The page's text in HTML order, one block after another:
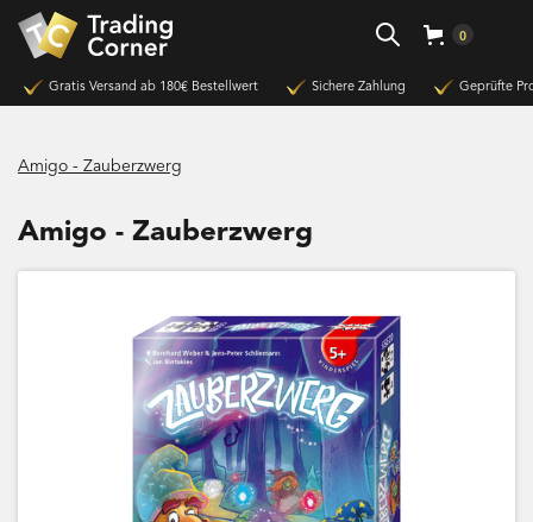
0
Gratis Versand ab 180€ Bestellwert Sichere Zahlung Geprüfte
Amigo - Zauberzwerg
Amigo - Zauberzwerg